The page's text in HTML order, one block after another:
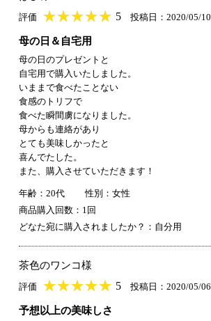
評価 ★★★★★
★★★★★ 5 投稿日：2020/05/10
母の日＆自宅用
母の日のプレゼントと
自宅用で購入いたしました。
いままで食べたことない
食感のトリフで
食べた瞬間虜になりました。
母からも連絡があり
とても美味しかったと
喜んでたした。
また、購入させていただきます！
年齢：20代
性別：女性
商品購入回数：1回
どなた宛に購入されましたか？：自分用
茶色のワンコ様
評価 ★★★★★
★★★★★ 5 投稿日：2020/05/06
予想以上の美味しさ